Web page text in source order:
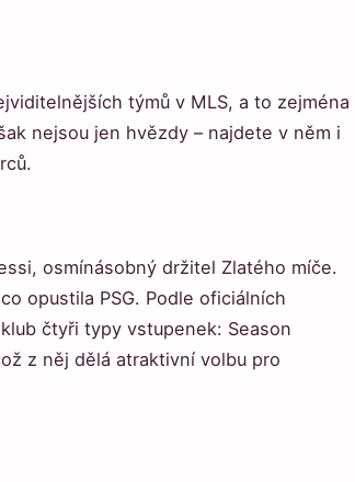
týmů v MLS, a to zejména
nejsou jen hvězdy – najdete v něm i
osmínásobný držitel Zlatého míče.
opustila PSG. Podle oficiálních
čtyři typy vstupenek: Season
z něj dělá atraktivní volbu pro